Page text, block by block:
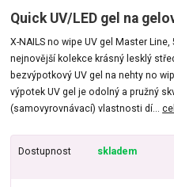
Quick UV/LED gel na
X-NAILS no wipe UV gel Master Line,
nejnovější kolekce krásný lesklý
bezvýpotkový UV gel na nehty no
výpotek UV gel je odolný a pružný
(samovyrovnávací) vlastnosti dí...
Dostupnost skladem